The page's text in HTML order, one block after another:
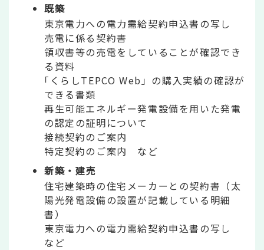
既築
東京電力への電力需給契約申込書の写し
売電に係る契約書
領収書等の売電をしていることが確認でき
る資料
｢くらしTEPCO Web」の購入実績の確認が
できる書類
再生可能エネルギー発電設備を用いた発電
の認定の証明について
接続契約のご案内
特定契約のご案内 など
新築・建売
住宅建築時の住宅メーカーとの契約書（太
陽光発電設備の設置が記載している明細
書）
東京電力への電力需給契約申込書の写し
など